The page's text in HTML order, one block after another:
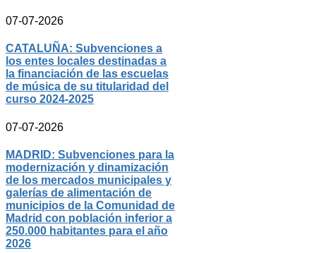
07-07-2026
CATALUÑA: Subvenciones a
los entes locales destinadas a
la financiación de las escuelas
de música de su titularidad del
curso 2024-2025
07-07-2026
MADRID: Subvenciones para la
modernización y dinamización
de los mercados municipales y
galerías de alimentación de
municipios de la Comunidad de
Madrid con población inferior a
250.000 habitantes para el año
2026